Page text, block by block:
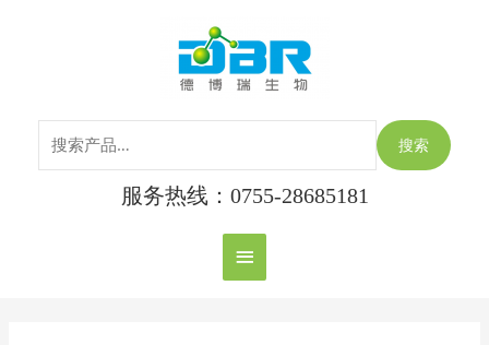
主
菜
单
搜索
服务热线：0755-28685181